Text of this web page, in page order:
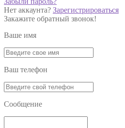
Нет аккаунта? Зарегистрироваться
Закажите обратный звонок!
Ваше имя
Ваш телефон
Сообщение